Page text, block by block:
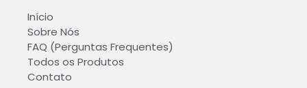
Início
Sobre Nós
FAQ (Perguntas Frequentes)
Todos os Produtos
Contato